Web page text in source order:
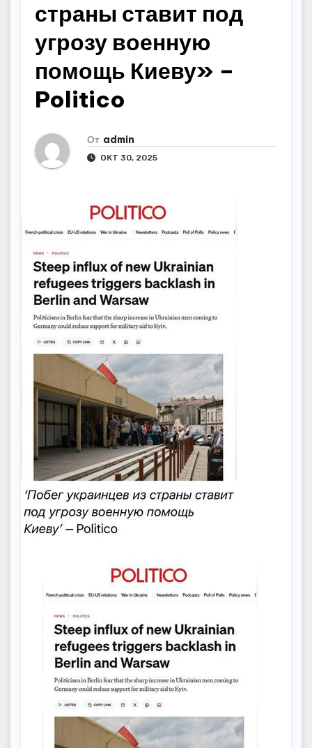
страны ставит под
угрозу военную
помощь Киеву» –
Politico
От admin
ОКТ 30, 2025